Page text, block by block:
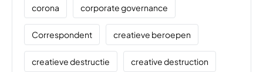
corona corporate governance
Correspondent creatieve beroepen
creatieve destructie creative destruction